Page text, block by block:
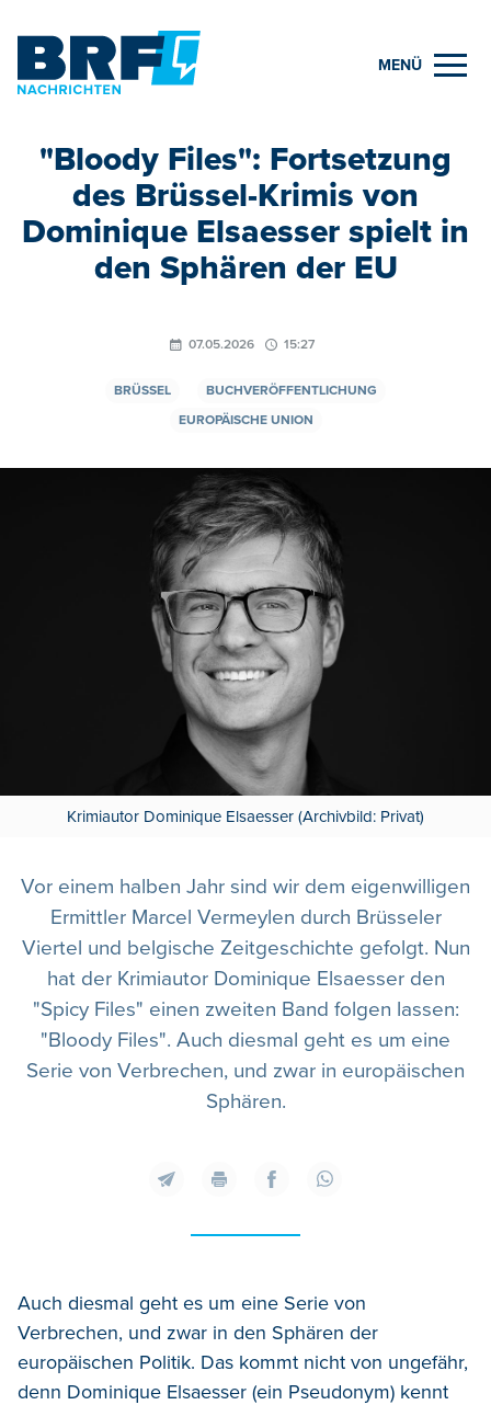
MENÜ
"Bloody Files": Fortsetzung
des Brüssel-Krimis von
Dominique Elsaesser spielt in
den Sphären der EU
07.05.2026 15:27
BRÜSSEL
BUCHVERÖFFENTLICHUNG
EUROPÄISCHE UNION
Krimiautor Dominique Elsaesser (Archivbild: Privat)
Vor einem halben Jahr sind wir dem eigenwilligen
Ermittler Marcel Vermeylen durch Brüsseler
Viertel und belgische Zeitgeschichte gefolgt. Nun
hat der Krimiautor Dominique Elsaesser den
"Spicy Files" einen zweiten Band folgen lassen:
"Bloody Files". Auch diesmal geht es um eine
Serie von Verbrechen, und zwar in europäischen
Sphären.
Auch diesmal geht es um eine Serie von
Verbrechen, und zwar in den Sphären der
europäischen Politik. Das kommt nicht von ungefähr,
denn Dominique Elsaesser (ein Pseudonym) kennt